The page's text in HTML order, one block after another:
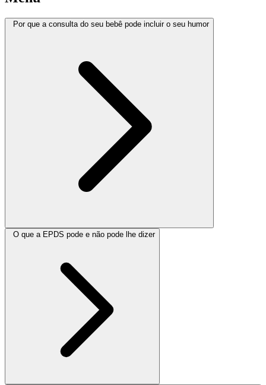
Por que a consulta do seu bebê pode incluir o seu humor
O que a EPDS pode e não pode lhe dizer